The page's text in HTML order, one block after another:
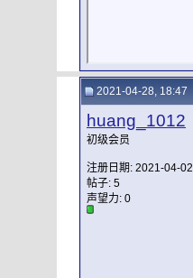
2021-04-28, 18:47
huang_1012
初级会员
注册日期: 2021-04-02
帖子: 5
声望力: 0